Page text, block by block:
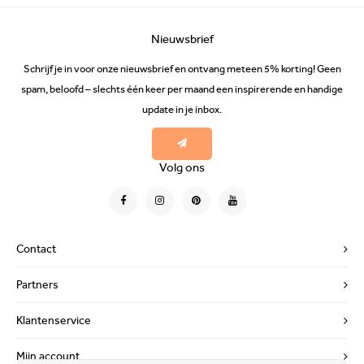
Contact
Nieuwsbrief
Schrijf je in voor onze nieuwsbrief en ontvang meteen 5% korting! Geen
spam, beloofd – slechts één keer per maand een inspirerende en handige
update in je inbox.
Volg ons
Partners
Klantenservice
Mijn account